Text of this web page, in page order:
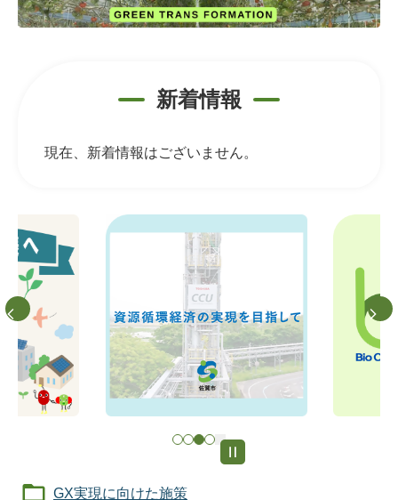
新着情報
現在、新着情報はございません。
GX実現に向けた施策